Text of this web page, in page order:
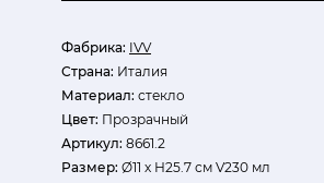
Фабрика: IVV
Страна: Италия
Материал: стекло
Цвет: Прозрачный
Артикул: 8661.2
Размер: Ø11 х Н25.7 см V230 мл